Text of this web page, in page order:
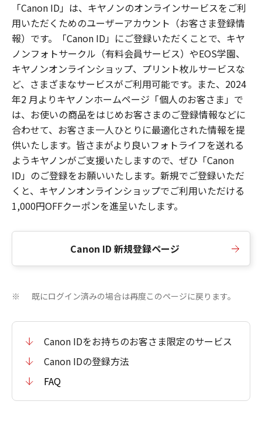
「Canon ID」は、キヤノンのオンラインサービスをご利
用いただくためのユーザーアカウント（お客さま登録情
報）です。「Canon ID」にご登録いただくことで、キヤ
ノンフォトサークル（有料会員サービス）やEOS学園、
キヤノンオンラインショップ、プリント枚ルサービスな
ど、さまざまなサービスがご利用可能です。また、2024
年2 月よりキヤノンホームページ「個人のお客さま」で
は、お使いの商品をはじめお客さまのご登録情報などに
合わせて、お客さま一人ひとりに最適化された情報を提
供いたします。皆さまがより良いフォトライフを送れる
ようキヤノンがご支援いたしますので、ぜひ「Canon
ID」のご登録をお願いいたします。新規でご登録いただ
くと、キヤノンオンラインショップでご利用いただける
1,000円OFFクーポンを進呈いたします。
Canon ID 新規登録ページ
※ 既にログイン済みの場合は再度このページに戻ります。
Canon IDをお持ちのお客さま限定のサービス
Canon IDの登録方法
FAQ